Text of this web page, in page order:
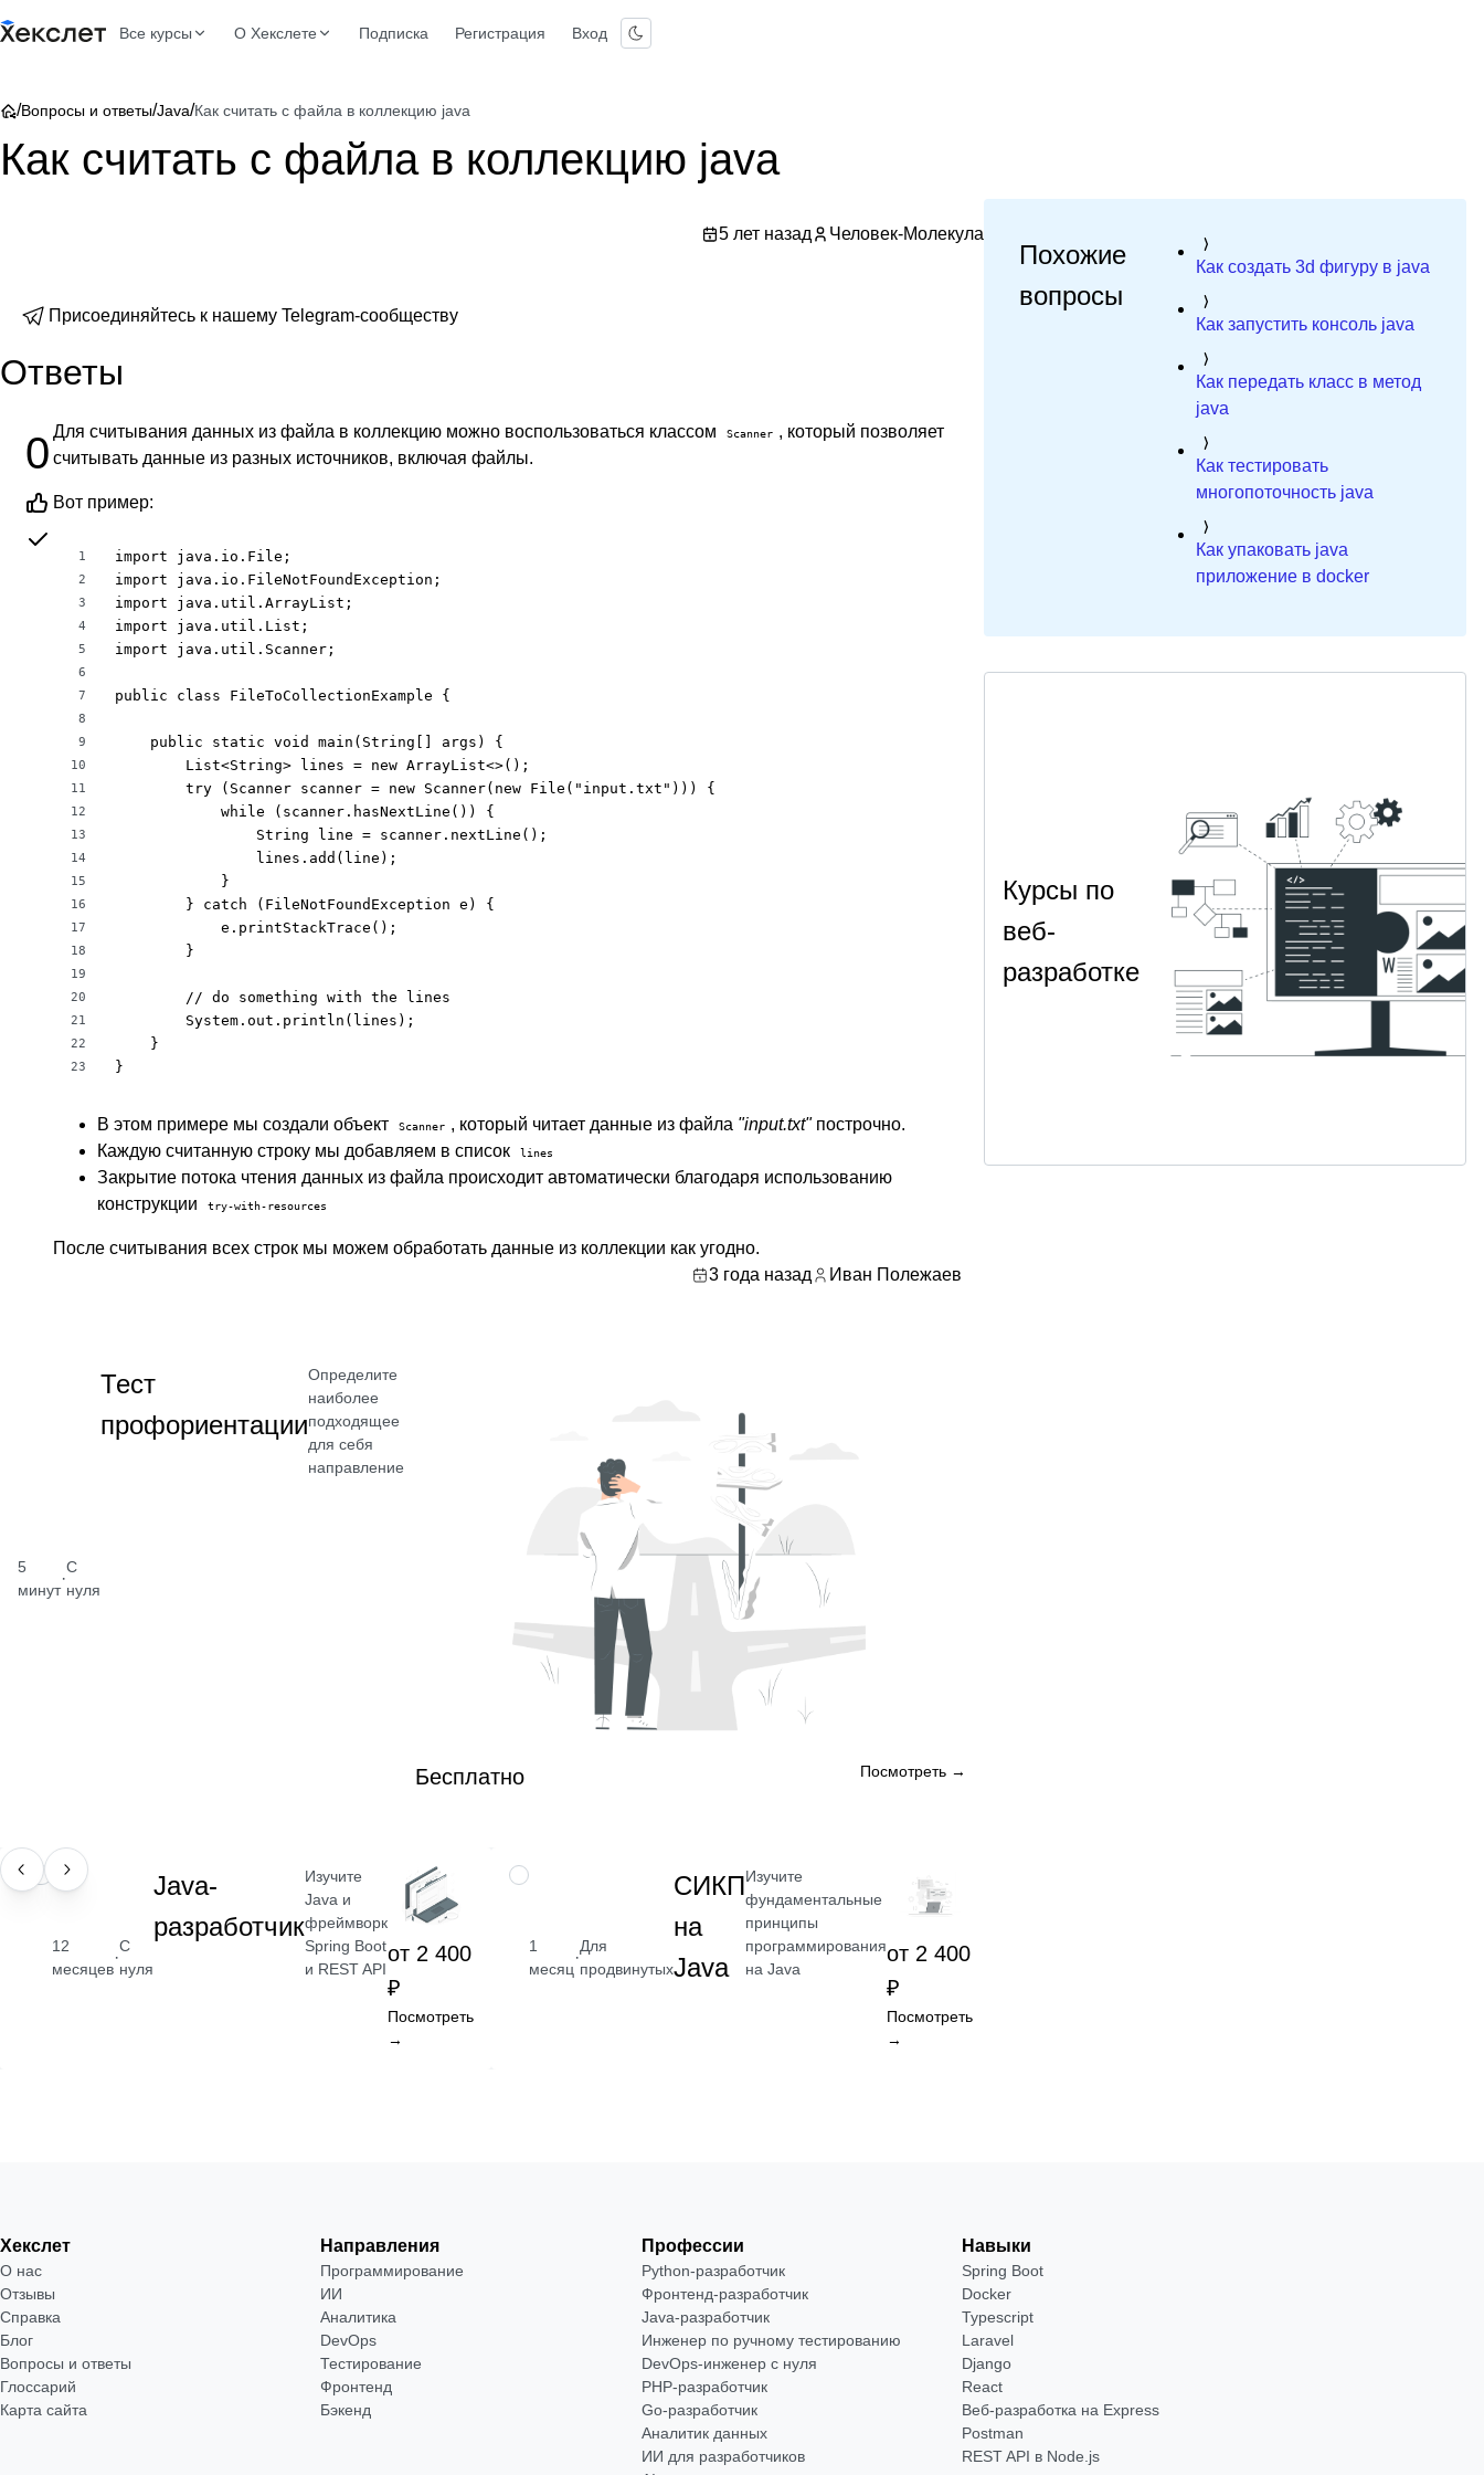
Все курсы О Хекслете Подписка Регистрация Вход
/Вопросы и ответы/Java/Как считать с файла в коллекцию java
Как считать с файла в коллекцию java
5 лет назад Человек-Молекула
Присоединяйтесь к нашему Telegram-сообществу
Ответы
0 Для считывания данных из файла в коллекцию можно воспользоваться классом Scanner , который позволяет
считывать данные из разных источников, включая файлы.
Вот пример:
1
2
3
4
5
6
7
8
9
10
11
12
13
14
15
16
17
18
19
20
21
22
23
import java.io.File;
import java.io.FileNotFoundException;
import java.util.ArrayList;
import java.util.List;
import java.util.Scanner;
public class FileToCollectionExample {
    public static void main(String[] args) {
        List<String> lines = new ArrayList<>();
        try (Scanner scanner = new Scanner(new File("input.txt"))) {
            while (scanner.hasNextLine()) {
                String line = scanner.nextLine();
                lines.add(line);
            }
        } catch (FileNotFoundException e) {
            e.printStackTrace();
        }
        // do something with the lines
        System.out.println(lines);
    }
}
В этом примере мы создали объект Scanner , который читает данные из файла "input.txt"построчно.
Каждую считанную строку мы добавляем в список
lines
Закрытие потока чтения данных из файла происходит автоматически благодаря использованию
конструкции
try-with-resources
После считывания всех строк мы можем обработать данные из коллекции как угодно.
3 года назад
Иван Полежаев
5
минут
·
С
нуля
Тест
профориентации
Определите
наиболее
подходящее
для себя
направление
Бесплатно Посмотреть →
ПРОФЕССИЯ
12
месяцев
·
С
нуля
Java-
разработчик
Изучите
Java и
фреймворк
Spring Boot
и REST API
от 2 400
₽
Посмотреть
→
НАВЫК
1
месяц
·
Для
продвинутых
СИКП
на
Java
Изучите
фундаментальные
принципы
программирования
на Java
от 2 400
₽
Посмотреть
→
Похожие
вопросы
Как создать 3d фигуру в java
Как запустить консоль java
Как передать класс в метод
java
Как тестировать
многопоточность java
Как упаковать java
приложение в docker
Курсы по
веб-
разработке
Хекслет
О нас
Отзывы
Справка
Блог
Вопросы и ответы
Глоссарий
Карта сайта
Направления
Программирование
ИИ
Аналитика
DevOps
Тестирование
Фронтенд
Бэкенд
Профессии
Python-разработчик
Фронтенд-разработчик
Java-разработчик
Инженер по ручному тестированию
DevOps-инженер с нуля
РНР-разработчик
Go-разработчик
Аналитик данных
ИИ для разработчиков
Навыки
Spring Boot
Docker
Typescript
Laravel
Django
React
Веб-разработка на Express
Postman
REST API в Node.js